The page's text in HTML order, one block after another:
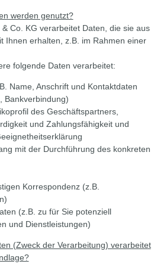
werden genutzt?
Co. KG verarbeitet Daten, die sie aus
Ihnen erhalten, z.B. im Rahmen einer
folgende Daten verarbeitet:
Name, Anschrift und Kontaktdaten
Bankverbindung)
des Geschäftspartners,
und Zahlungsfähigkeit und
mit der Durchführung des konkreten
Korrespondenz (z.B.
(z.B. zu für Sie potenziell
und Dienstleistungen)
(Zweck der Verarbeitung) verarbeitet